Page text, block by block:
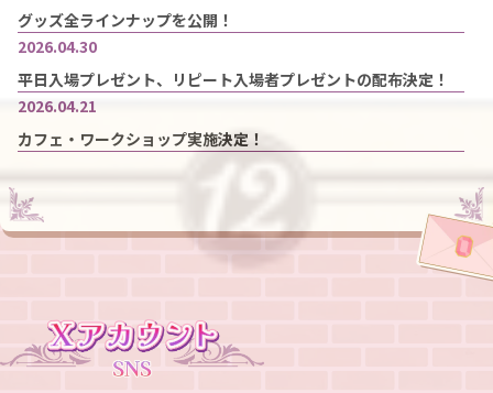
グッズ全ラインナップを公開！
2026.04.30
平日入場プレゼント、リピート入場者プレゼントの配布決定！
2026.04.21
カフェ・ワークショップ実施決定！
グッズの一部商品画像公開！全ラインナップは後日公開★お楽し
みに！
【横浜会場】前売券販売スタート！プレミアム先行入場券の抽選
申込も開始（申込は3/29(日)23:59まで）